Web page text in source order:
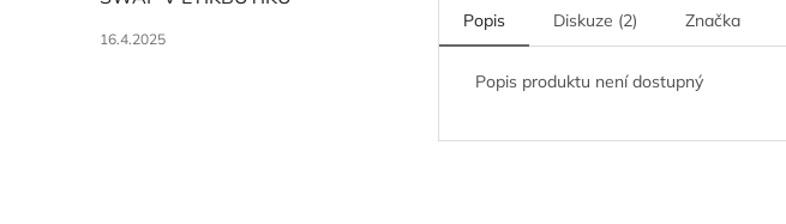
16.4.2025
Popis Diskuze (2) Značka
Popis produktu není dostupný